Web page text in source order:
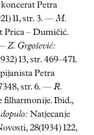
Petra
11, str. 3. —M.
Prica – Dumičić.
Z. Grgošević:
13, str. 469–471.
Petra
str. 6. — R.
filharmonije. Ibid.,
Natjecanje
28(1934) 122,